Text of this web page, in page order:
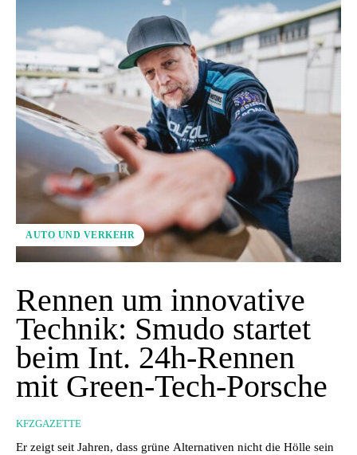
AUTO UND VERKEHR
Rennen um innovative
Technik: Smudo startet
beim Int. 24h-Rennen
mit Green-Tech-Porsche
KFZGAZETTE
Er zeigt seit Jahren, dass grüne Alternativen nicht die Hölle sein